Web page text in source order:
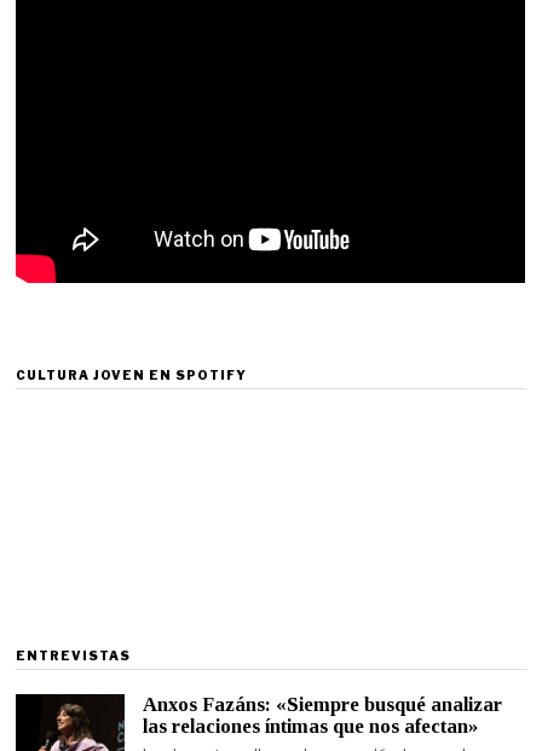
CULTURA JOVEN EN SPOTIFY
ENTREVISTAS
Anxos Fazáns: «Siempre busqué analizar
las relaciones íntimas que nos afectan»